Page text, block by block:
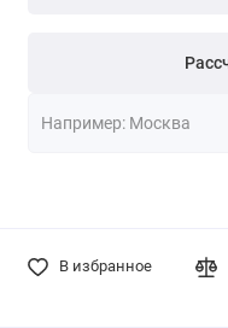
В избранное